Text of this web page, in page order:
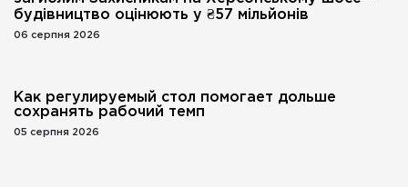
будівництво оцінюють у ₴57 мільйонів
06 серпня 2026
Как регулируемый стол помогает дольше
сохранять рабочий темп
05 серпня 2026